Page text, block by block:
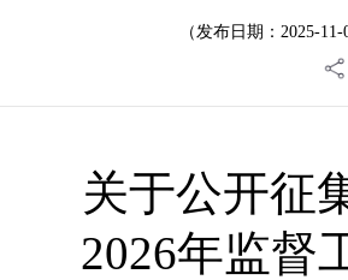
（发布日期：2025-
关于公开征
2026年监督